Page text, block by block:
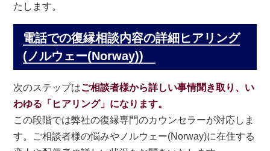
たします。
電話での復縁相談内容の詳細ヒアリング
(ノルウェー(Norway))
次のステップはご相談者様から詳しい事情聞き取り、い
わゆる「ヒアリング」になります。
この段階では弊社の復縁専門のカウンセラーが対応しま
す。ご相談者様の悩みやノルウェー(Norway)に在住する